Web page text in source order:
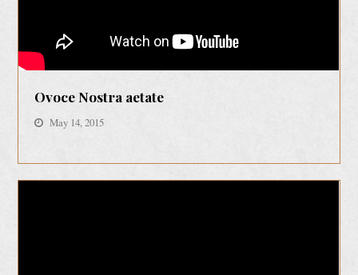
Ovoce Nostra aetate
May 14, 2015